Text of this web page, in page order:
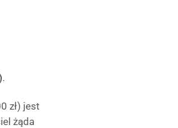
.
zł) jest
żąda